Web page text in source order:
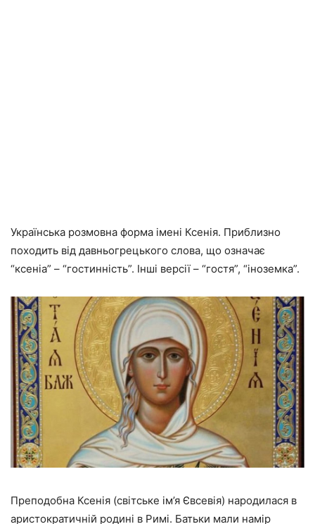
Українська розмовна форма імені Ксенія. Приблизно
походить від давньогрецького слова, що означає
“ксеніа” – “гостинність”. Інші версії – “гостя”, “іноземка”.
Преподобна Ксенія (світське ім’я Євсевія) народилася в
аристократичній родині в Римі. Батьки мали намір